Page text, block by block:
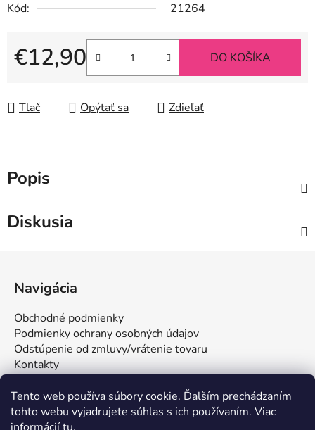
Tento web používa súbory cookie. Ďalším prechádzaním
tohto webu vyjadrujete súhlas s ich používaním. Viac
Kód:
21264
€12,90
Jednotková cena:
DO KOŠÍKA
Tlač Opýtať sa Zdieľať
Popis
Diskusia
e
Navigácia
Obchodné podmienky
Podmienky ochrany osobných údajov
Odstúpenie od zmluvy/vrátenie tovaru
Kontakty